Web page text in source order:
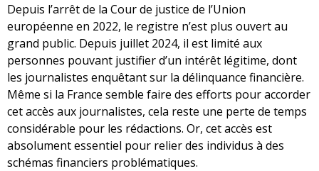
Depuis l’arrêt de la Cour de justice de l’Union
européenne en 2022, le registre n’est plus ouvert au
grand public. Depuis juillet 2024, il est limité aux
personnes pouvant justifier d’un intérêt légitime, dont
les journalistes enquêtant sur la délinquance financière.
Même si la France semble faire des efforts pour accorder
cet accès aux journalistes, cela reste une perte de temps
considérable pour les rédactions. Or, cet accès est
absolument essentiel pour relier des individus à des
schémas financiers problématiques.